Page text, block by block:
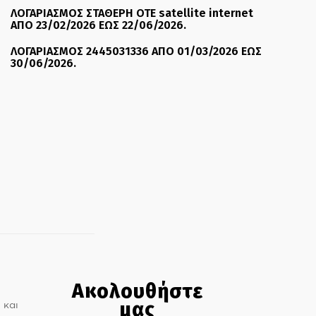
ΛΟΓΑΡΙΑΣΜΟΣ ΣΤΑΘΕΡΗ ΟΤΕ satellite internet
ΑΠΟ 23/02/2026 ΕΩΣ 22/06/2026.
ΛΟΓΑΡΙΑΣΜΟΣ 2445031336 ΑΠΟ 01/03/2026 ΕΩΣ
30/06/2026.
Ακολουθήστε
μας